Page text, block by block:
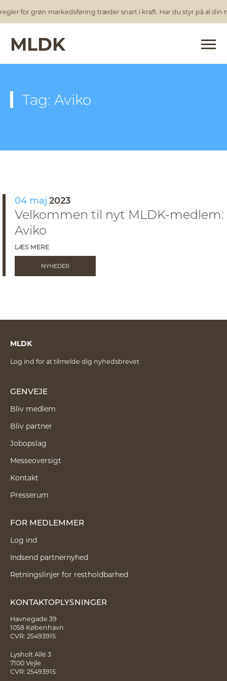
for grøn markedsføring træder snart i kraft. Har du styr på al din
MLDK
Tag: Aviko
04 maj 2023
Velkommen til nyt MLDK-medlem:
Aviko
LÆS MERE
NYHEDER
MLDK
Log ind for at tilmelde dig nyhedsbrevet
GENVEJE
Bliv medlem
Bliv partner
Jobopslag
Messeoversigt
Kontakt
Presserum
FOR MEDLEMMER
Log ind
Indsend partnernyhed
Retningslinjer for restholdbarhed
KONTAKTOPLYSNINGER
Havnegade 39
1058 København
CVR: 25493915
Lysholt Allé 3
7100 Vejle
CVR: 25493915